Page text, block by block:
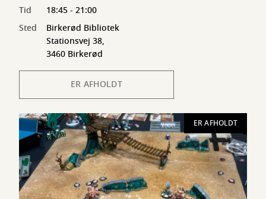
ER AFHOLDT
Tid
18:45 - 21:00
Sted
Birkerød Bibliotek
Stationsvej 38,
3460 Birkerød
ER AFHOLDT